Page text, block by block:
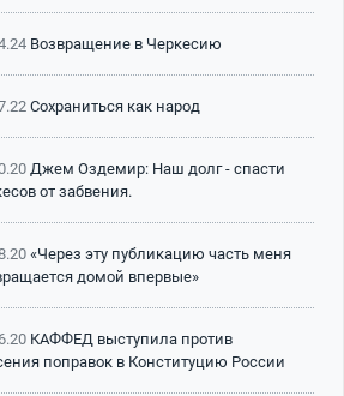
Возвращение в Черкесию
Сохраниться как народ
Джем Оздемир: Наш долг - спасти
от забвения.
«Через эту публикацию часть меня
домой впервые»
КАФФЕД выступила против
поправок в Конституцию России